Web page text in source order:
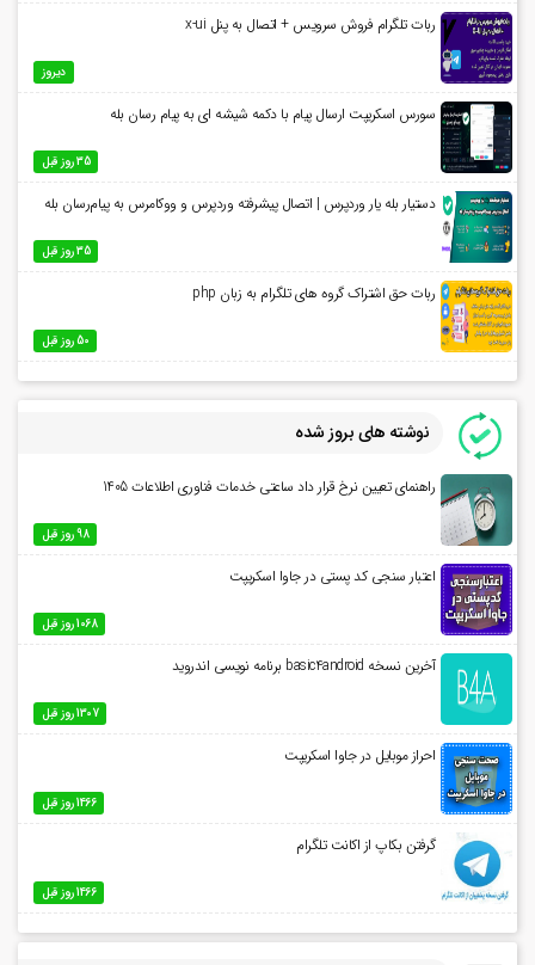
ربات تلگرام فروش سرویس + اتصال به پنل x-ui
دیروز
سورس اسکریپت ارسال پیام با دکمه شیشه ای به پیام رسان بله
35 روز قبل
دستیار بله یار وردپرس | اتصال پیشرفته وردپرس و ووکامرس به پیام‌رسان بله
35 روز قبل
ربات حق اشتراک گروه های تلگرام به زبان php
50 روز قبل
نوشته های بروز شده
راهنمای تعیین نرخ قرار داد ساعتی خدمات فناوری اطلاعات 1405
98 روز قبل
اعتبار سنجی کد پستی در جاوا اسکریپت
1068 روز قبل
آخرین نسخه basic4android برنامه نویسی اندروید
1307 روز قبل
احراز موبایل در جاوا اسکریپت
1466 روز قبل
گرفتن بکاپ از اکانت تلگرام
1466 روز قبل